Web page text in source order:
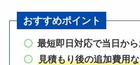
おすすめポイント
最短即日対応で当日か
見積もり後の追加費用